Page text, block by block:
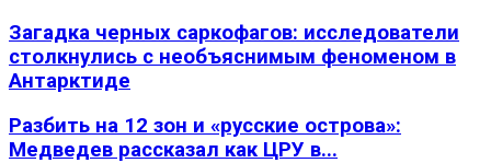
Загадка черных саркофагов: исследователи
столкнулись с необъяснимым феноменом в
Антарктиде
Разбить на 12 зон и «русские острова»:
Медведев рассказал как ЦРУ в...